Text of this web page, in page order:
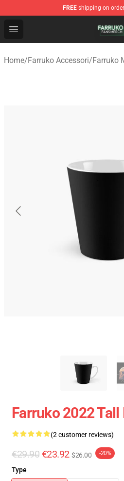
FREE shipping on
Open menu
Farruko Shop - Official
Home/Farruko Accessori/Farruko
Farruko 2022 Tall
(2 customer reviews)
€29.90 €23.92 $26.00 -20%
Type